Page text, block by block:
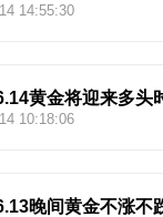
14:55:30
黄金将迎来多头
10:18:06
晚间黄金不涨不